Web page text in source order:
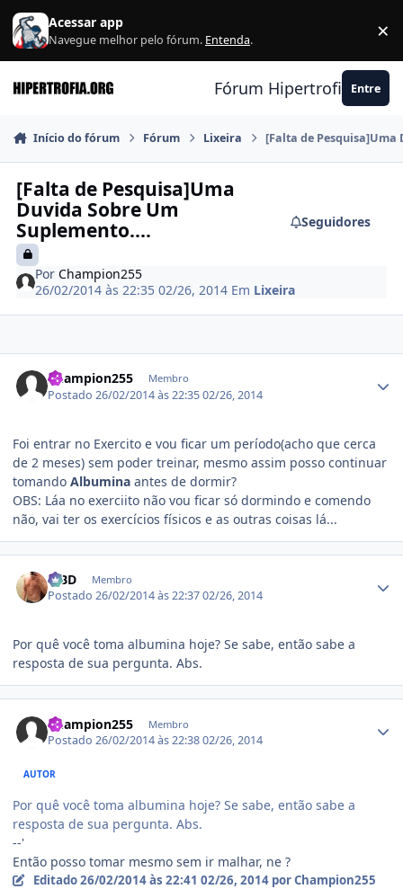
Ir para conteúdo
Acessar app
Navegue melhor pelo fórum. Entenda. ×
Fórum Hipertrofia.org
Entre
Início do fórum Fórum Lixeira [Falta de Pesquisa]Uma
[Falta de Pesquisa]Uma
Duvida Sobre Um
Suplemento....
Seguidores
PorChampion255
26/02/2014 às 22:3502/26, 2014 Em Lixeira
Champion255 Membro
Postado26/02/2014 às 22:3502/26, 2014
Foi entrar no Exercito e vou ficar um período(acho que cerca
de 2 meses) sem poder treinar, mesmo assim posso continuar
tomando Albumina antes de dormir?
OBS: Láa no exerciito não vou ficar só dormindo e comendo
não, vai ter os exercícios físicos e as outras coisas lá...
MBD Membro
Postado26/02/2014 às 22:3702/26, 2014
Por quê você toma albumina hoje? Se sabe, então sabe a
resposta de sua pergunta. Abs.
Champion255 Membro
Postado26/02/2014 às 22:3802/26, 2014
AUTOR
Por quê você toma albumina hoje? Se sabe, então sabe a
resposta de sua pergunta. Abs.
--'
Então posso tomar mesmo sem ir malhar, ne ?
Editado26/02/2014 às 22:41 02/26, 2014 por Champion255